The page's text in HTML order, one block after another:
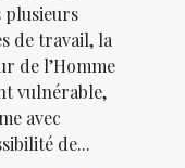
plusieurs
de travail, la
de l’Homme
vulnérable,
avec
de...